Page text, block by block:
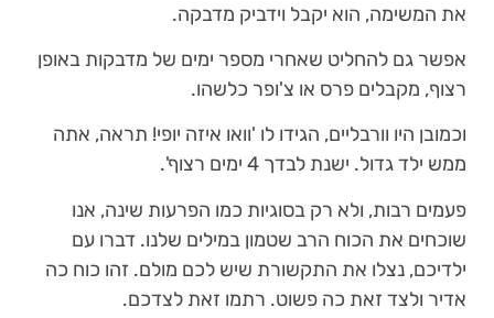
את המשימה, הוא יקבל וידביק מדבקה.
אפשר גם להחליט שאחרי מספר ימים של מדבקות באופן
רצוף, מקבלים פרס או צ'ופר כלשהו.
וכמובן היו וורבליים, הגידו לו 'וואו איזה יופי! תראה, אתה
ממש ילד גדול. ישנת לבדך 4 ימים רצוף'.
פעמים רבות, ולא רק בסוגיות כמו הפרעות שינה, אנו
שוכחים את הכוח הרב שטמון במילים שלנו. דברו עם
ילדיכם, נצלו את התקשורת שיש לכם מולם. זהו כוח כה
אדיר ולצד זאת כה פשוט. רתמו זאת לצדכם.